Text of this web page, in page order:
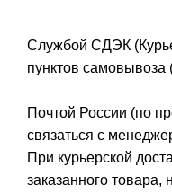
Службой СДЭК
пунктов
Почтой России (по
связаться с
При курьерской
заказанного товара,